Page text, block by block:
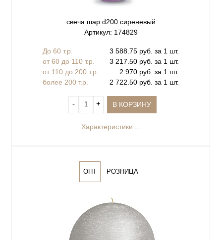
свеча шар d200 сиреневый
Артикул: 174829
До 60 т.р.
3 588.75 руб. за 1 шт.
от 60 до 110 т.р.
3 217.50 руб. за 1 шт.
от 110 до 200 т.р
2 970 руб. за 1 шт.
более 200 т.р.
2 722.50 руб. за 1 шт.
‐ + В КОРЗИНУ
Характеристики ...
ОПТ РОЗНИЦА